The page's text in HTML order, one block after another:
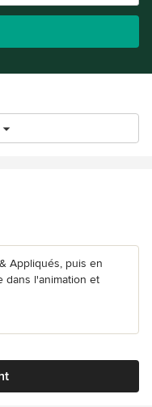
Sternen
Appliqués, puis en
dans l'animation et